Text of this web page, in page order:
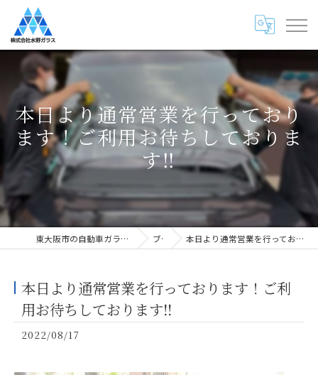
本日より通常営業を行っており
ます！ご利用お待ちしておりま
す‼
東大阪市の自動車ガラス専門店・株式会社水野ガラス ブログ 本日より通常営業を行っております！ご利用お待ちしております‼
本日より通常営業を行っております！ご利
用お待ちしております‼
2022/08/17